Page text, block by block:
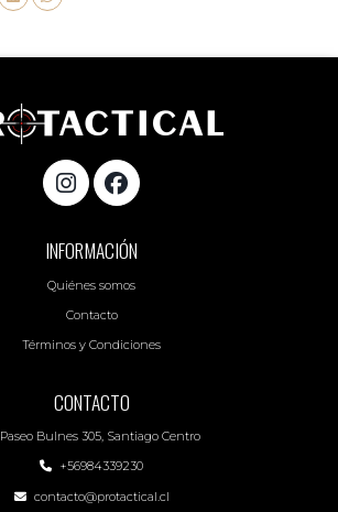
INFORMACIÓN
Quiénes somos
Contacto
Términos y Condiciones
CONTACTO
Paseo Bulnes 305, Santiago Centro
+56984339230
contacto@protactical.cl